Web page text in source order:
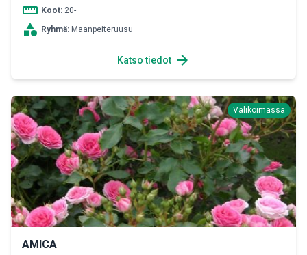
straighten Koot: 20-
category Ryhmä: Maanpeiteruusu
Katso tiedot arrow_forward
Valikoimassa
AMICA